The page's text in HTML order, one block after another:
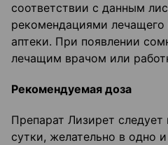
соответствии с данным
рекомендациями лечащего
аптеки. При появлении
лечащим врачом или
Рекомендуемая доза
Препарат Лизирет следует
сутки, желательно в одно